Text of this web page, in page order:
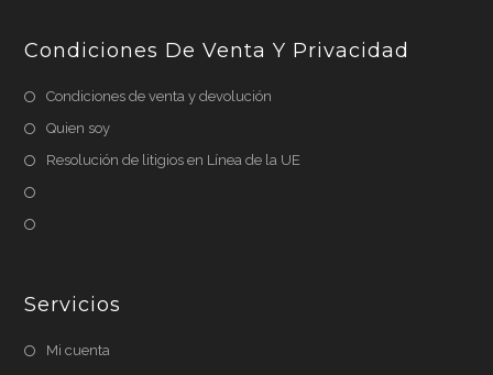
Condiciones De Venta Y Privacidad
Condiciones de venta y devolución
Quien soy
Resolución de litigios en Línea de la UE
Servicios
Mi cuenta